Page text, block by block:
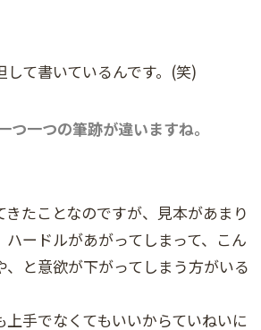
して書いているんです。(笑)
一つの筆跡が違いますね。
たことなのですが、見本があまり
ハードルがあがってしまって、こん
、と意欲が下がってしまう方がいる
手でなくてもいいからていねいに